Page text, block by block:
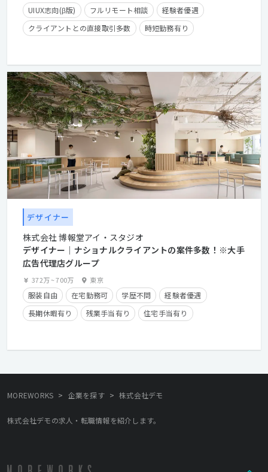
UIUX志向(β版) フルリモート相談
経験者優遇
クライアントとの直接取引多数
時短勤務有り
デザイナー
株式会社 博報堂アイ・スタジオ
デザイナー│ナショナルクライアントの案件多数！※大手
広告代理店グループ
372万~700万 東京
服装自由 在宅勤務可 学歴不問
経験者優遇
長期休暇有り
残業手当有り
住宅手当有り
MOREWORKS > 企業を探す > 株式会社デモ
株式会社デモの求人・転職情報を紹介します。